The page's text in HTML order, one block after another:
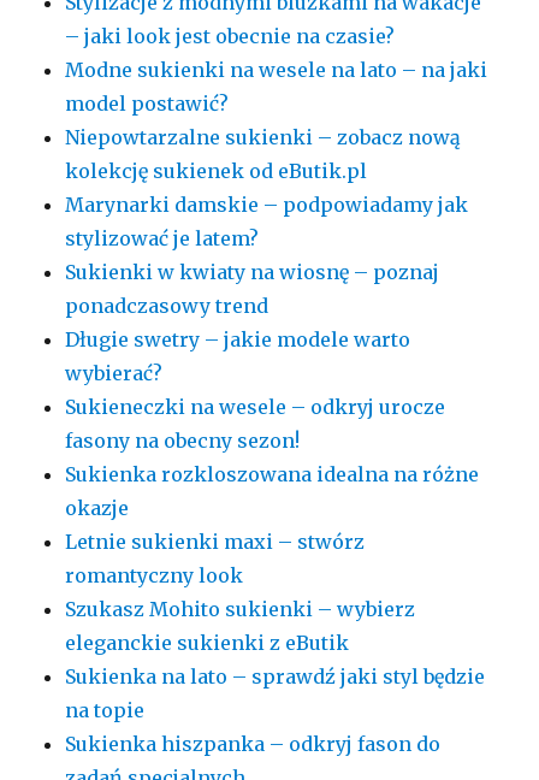
– jaki look jest obecnie na czasie?
Modne sukienki na wesele na lato – na jaki
model postawić?
Niepowtarzalne sukienki – zobacz nową
kolekcję sukienek od eButik.pl
Marynarki damskie – podpowiadamy jak
stylizować je latem?
Sukienki w kwiaty na wiosnę – poznaj
ponadczasowy trend
Długie swetry – jakie modele warto
wybierać?
Sukieneczki na wesele – odkryj urocze
fasony na obecny sezon!
Sukienka rozkloszowana idealna na różne
okazje
Letnie sukienki maxi – stwórz
romantyczny look
Szukasz Mohito sukienki – wybierz
eleganckie sukienki z eButik
Sukienka na lato – sprawdź jaki styl będzie
na topie
Sukienka hiszpanka – odkryj fason do